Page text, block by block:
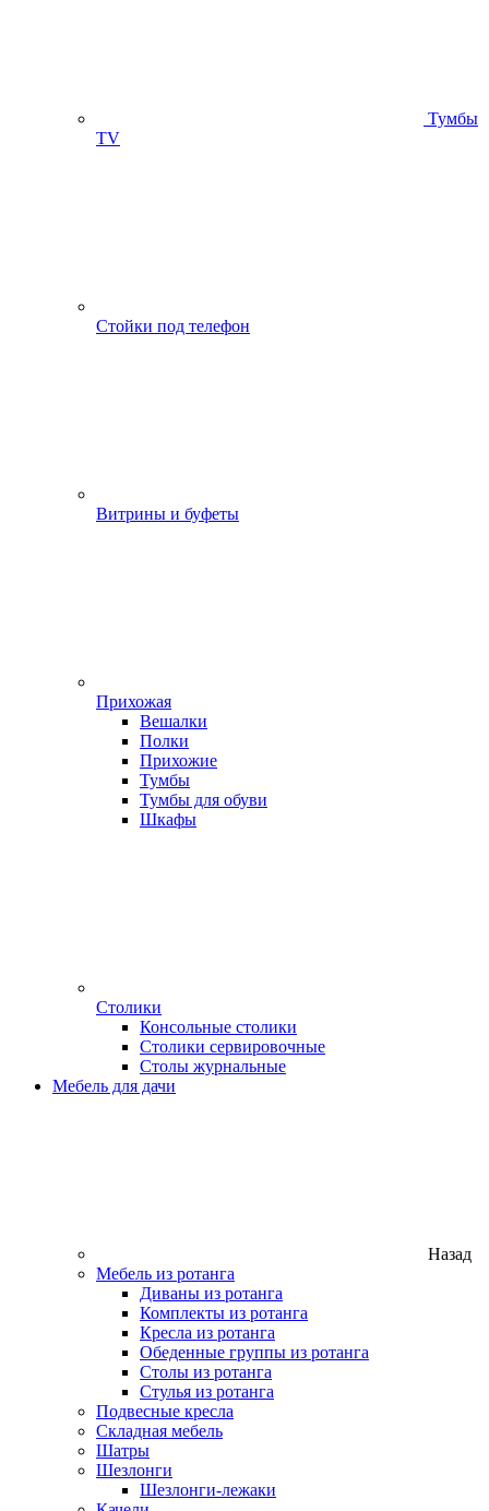
Тумбы
ТV
Стойки под телефон
Витрины и буфеты
Прихожая
Вешалки
Полки
Прихожие
Тумбы
Тумбы для обуви
Шкафы
Столики
Консольные столики
Столики сервировочные
Столы журнальные
Мебель для дачи
Назад
Мебель из ротанга
Диваны из ротанга
Комплекты из ротанга
Кресла из ротанга
Обеденные группы из ротанга
Столы из ротанга
Стулья из ротанга
Подвесные кресла
Складная мебель
Шатры
Шезлонги
Шезлонги-лежаки